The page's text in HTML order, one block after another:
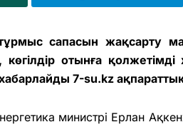
сапасын жақсарту
көгілдір отынға
7-su.kz
министрі Ерлан